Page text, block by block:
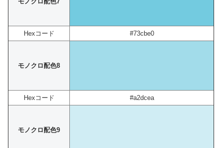
Hexコード #73cbe0
モノクロ配色8
Hexコード #a2dcea
モノクロ配色9